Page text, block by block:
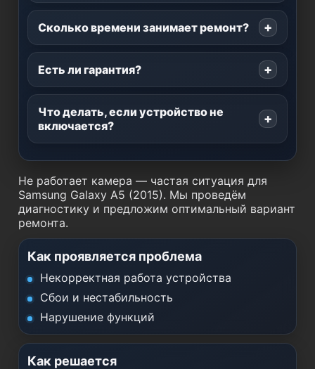
Сколько времени занимает ремонт?
Есть ли гарантия?
Что делать, если устройство не
включается?
Не работает камера — частая ситуация для
Samsung Galaxy A5 (2015). Мы проведём
диагностику и предложим оптимальный вариант
ремонта.
Как проявляется проблема
Некорректная работа устройства
Сбои и нестабильность
Нарушение функций
Как решается